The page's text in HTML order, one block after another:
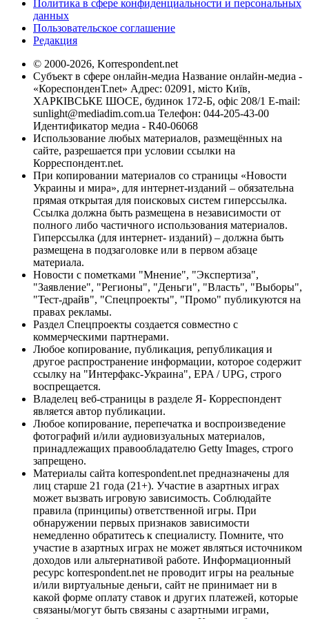
Политика в сфере конфиденциальности и персональных
данных
Пользовательское соглашение
Редакция
© 2000-2026, Korrespondent.net
Субъект в сфере онлайн-медиа Название онлайн-медиа -
«КореспонденТ.net» Адрес: 02091, місто Київ,
ХАРКІВСЬКЕ ШОСЕ, будинок 172-Б, офіс 208/1 E-mail:
sunlight@mediadim.com.ua Телефон: 044-205-43-00
Идентификатор медиа - R40-06068
Использование любых материалов, размещённых на
сайте, разрешается при условии ссылки на
Корреспондент.net.
При копировании материалов со страницы «Новости
Украины и мира», для интернет-изданий – обязательна
прямая открытая для поисковых систем гиперссылка.
Ссылка должна быть размещена в независимости от
полного либо частичного использования материалов.
Гиперссылка (для интернет- изданий) – должна быть
размещена в подзаголовке или в первом абзаце
материала.
Новости с пометками "Мнение", "Экспертиза",
"Заявление", "Регионы", "Деньги", "Власть", "Выборы",
"Тест-драйв", "Спецпроекты", "Промо" публикуются на
правах рекламы.
Раздел Спецпроекты создается совместно с
коммерческими партнерами.
Любое копирование, публикация, републикация и
другое распространение информации, которое содержит
ссылку на "Интерфакс-Украина", EPA / UPG, строго
воспрещается.
Владелец веб-страницы в разделе Я- Корреспондент
является автор публикации.
Любое копирование, перепечатка и воспроизведение
фотографий и/или аудиовизуальных материалов,
принадлежащих правообладателю Getty Images, строго
запрещено.
Материалы сайта korrespondent.net предназначены для
лиц старше 21 года (21+). Участие в азартных играх
может вызвать игровую зависимость. Соблюдайте
правила (принципы) ответственной игры. При
обнаружении первых признаков зависимости
немедленно обратитесь к специалисту. Помните, что
участие в азартных играх не может являться источником
доходов или альтернативой работе. Информационный
ресурс korrespondent.net не проводит игры на реальные
и/или виртуальные деньги, сайт не принимает ни в
какой форме оплату ставок и других платежей, которые
связаны/могут быть связаны с азартными играми,